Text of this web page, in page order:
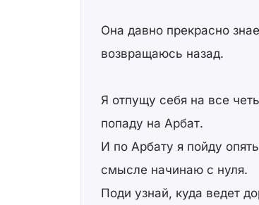
Она давно прекрасно
возвращаюсь назад.
Я отпущу себя на все
попаду на Арбат.
И по Арбату я пойду
смысле начинаю с нуля.
Поди узнай, куда ведет